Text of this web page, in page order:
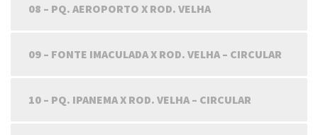
08 – PQ. AEROPORTO X ROD. VELHA
09 – FONTE IMACULADA X ROD. VELHA – CIRCULAR
10 – PQ. IPANEMA X ROD. VELHA – CIRCULAR